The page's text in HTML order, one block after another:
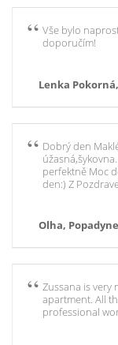
Vše bylo
doporučím!
Lenka Pokorná,
Dobrý den
perfektně Moc
den:) Z
Olha,
Zussana is very
apartment. All
professional